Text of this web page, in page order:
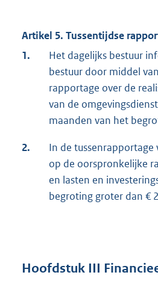
Artikel 5. Tussentijdse
1.
Het dagelijks bestuur
bestuur door middel
rapportage over de
van de
maanden van het
2.
In de
op de oorspronkelijke
en lasten en
begroting groter dan €
Hoofdstuk III